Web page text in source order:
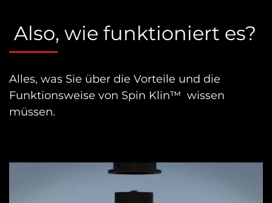
Also, wie funktioniert es?
Alles, was Sie über die Vorteile und die
Funktionsweise von Spin Klin™ wissen
müssen.